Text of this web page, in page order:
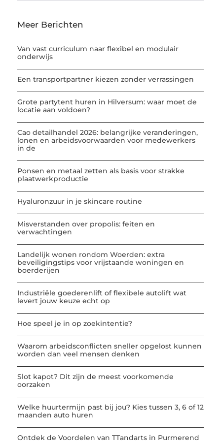
Meer Berichten
Van vast curriculum naar flexibel en modulair
onderwijs
Een transportpartner kiezen zonder verrassingen
Grote partytent huren in Hilversum: waar moet de
locatie aan voldoen?
Cao detailhandel 2026: belangrijke veranderingen,
lonen en arbeidsvoorwaarden voor medewerkers
in de
Ponsen en metaal zetten als basis voor strakke
plaatwerkproductie
Hyaluronzuur in je skincare routine
Misverstanden over propolis: feiten en
verwachtingen
Landelijk wonen rondom Woerden: extra
beveiligingstips voor vrijstaande woningen en
boerderijen
Industriële goederenlift of flexibele autolift wat
levert jouw keuze echt op
Hoe speel je in op zoekintentie?
Waarom arbeidsconflicten sneller opgelost kunnen
worden dan veel mensen denken
Slot kapot? Dit zijn de meest voorkomende
oorzaken
Welke huurtermijn past bij jou? Kies tussen 3, 6 of 12
maanden auto huren
Ontdek de Voordelen van TTandarts in Purmerend